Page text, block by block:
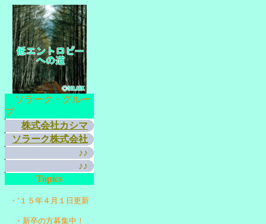
ソラーク・グルー
プ
株式会社カシマ
ソラーク株式会社
♪♪
♪♪
Topics
・’１５年４月１日更新
・新卒の方募集中！